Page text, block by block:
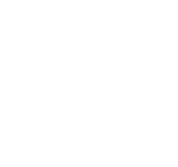
spécifiques en quelques clics. Ce quizz intuitif
routine beauté et les challenges que vous
raides, épais ou fins, Les Secrets de Loly a la
confiance à leur expertise pour trouver enfin la
mesure selon votre nature de cheveux :